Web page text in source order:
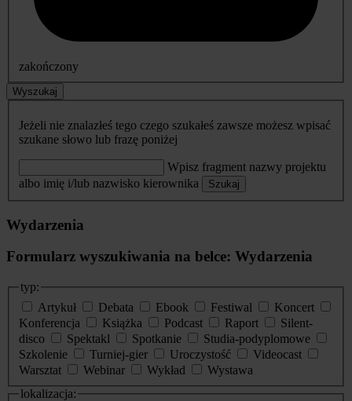
zakończony
Wyszukaj
Jeżeli nie znalazłeś tego czego szukałeś zawsze możesz wpisać
szukane słowo lub frazę poniżej
Wpisz fragment nazwy projektu
albo imię i/lub nazwisko kierownika
Szukaj
Wydarzenia
Formularz wyszukiwania na belce: Wydarzenia
typ:
Artykuł
Debata Ebook Festiwal
Koncert
Konferencja
Książka Podcast Raport
Silent-
disco
Spektakl Spotkanie
Studia-podyplomowe
Szkolenie
Turniej-gier Uroczystość
Videocast
Warsztat
Webinar Wykład
Wystawa
lokalizacja: